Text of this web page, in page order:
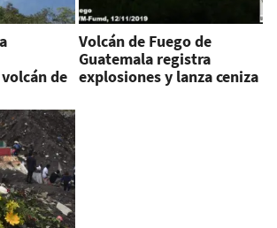
de
Volcán de Fuego de
Guatemala registra
explosiones y lanza ceniza